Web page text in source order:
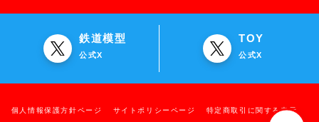
鉄道模型
公式X
TOY
公式X
個人情報保護方針ページ サイトポリシーページ 特定商取引に関する表示